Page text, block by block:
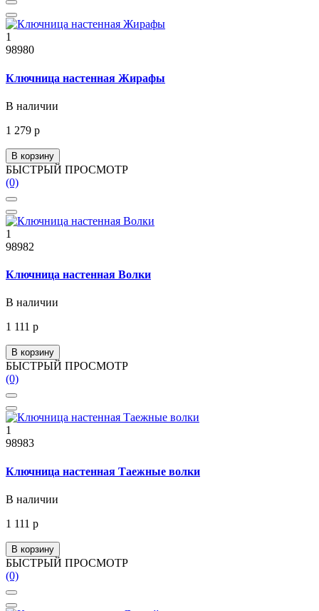
1
98980
Ключница настенная Жирафы
В наличии
1 279 р
В корзину
БЫСТРЫЙ ПРОСМОТР
(0)
1
98982
Ключница настенная Волки
В наличии
1 111 р
В корзину
БЫСТРЫЙ ПРОСМОТР
(0)
1
98983
Ключница настенная Таежные волки
В наличии
1 111 р
В корзину
БЫСТРЫЙ ПРОСМОТР
(0)